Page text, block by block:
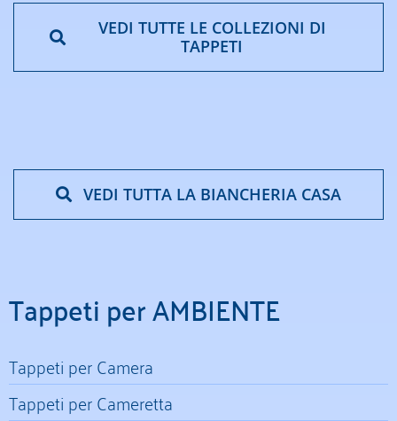
VEDI TUTTE LE COLLEZIONI DI
TAPPETI
VEDI TUTTA LA BIANCHERIA CASA
Tappeti per AMBIENTE
Tappeti per Camera
Tappeti per Cameretta